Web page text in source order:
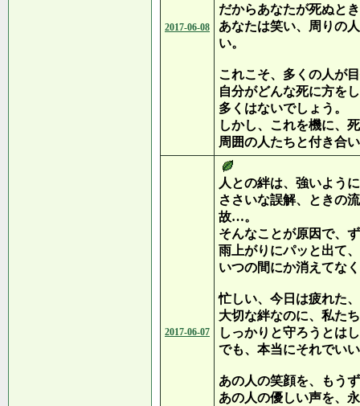
2017-06-08
だからあなたが死ぬと
あなたは笑い、周りの
い。
これこそ、多くの人が
自分がどんな死に方を
多くはないでしょう。
しかし、これを機に、
周囲の人たちと付き合
2017-06-07
人との絆は、強いよう
ささいな誤解、ときの
故…。
そんなことが原因で、
雨上がりにパッと出て
いつの間にか消えてな
忙しい、今日は疲れた
大切な絆なのに、私た
しっかりと守ろうとは
でも、本当にそれでい
あの人の笑顔を、もう
あの人の優しい声を、